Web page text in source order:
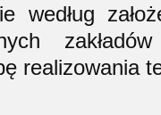
według
realizowania